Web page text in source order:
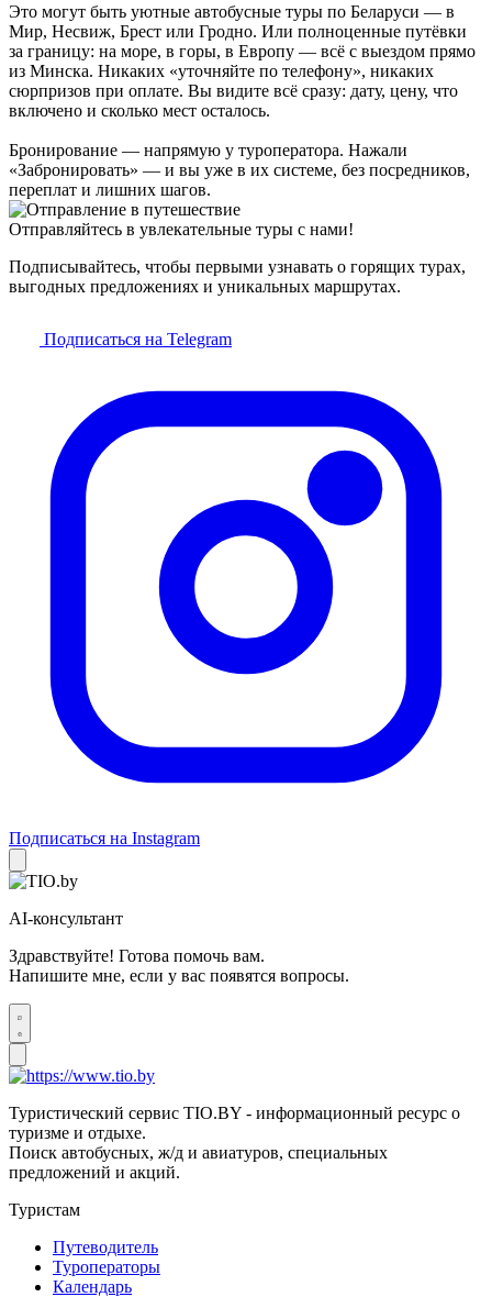
Это могут быть уютные автобусные туры по Беларуси — в
Мир, Несвиж, Брест или Гродно. Или полноценные путёвки
за границу: на море, в горы, в Европу — всё с выездом прямо
из Минска. Никаких «уточняйте по телефону», никаких
сюрпризов при оплате. Вы видите всё сразу: дату, цену, что
включено и сколько мест осталось.
Бронирование — напрямую у туроператора. Нажали
«Забронировать» — и вы уже в их системе, без посредников,
переплат и лишних шагов.
Отправляйтесь в увлекательные туры с нами!
Подписывайтесь, чтобы первыми узнавать о горящих турах,
выгодных предложениях и уникальных маршрутах.
Подписаться на Telegram
Подписаться на Instagram
AI-консультант
Здравствуйте! Готова помочь вам.
Напишите мне, если у вас появятся вопросы.
Туристический сервис TIO.BY - информационный ресурс о
туризме и отдыхе.
Поиск автобусных, ж/д и авиатуров, специальных
предложений и акций.
Туристам
Путеводитель
Туроператоры
Календарь